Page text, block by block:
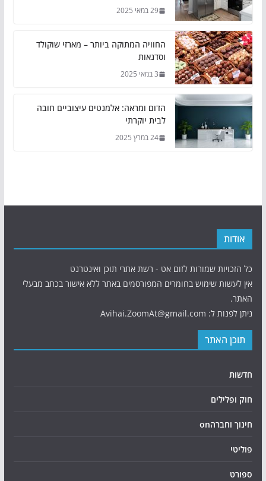
29 במאי 2025
החוויה המתוקה ביותר – מארזי שוקולד
וסדנאות
3 במאי 2025
הדום ומראה: אלמנטים עיצוביים חובה
לבית יוקרתי
24 במרץ 2025
אודות
כל הזכויות שמורות לזום אט - רשת אתרי תוכן ואינטרנט
אין לעשות שימוש בחומרים המפורסמים באתר ללא אישור בכתב מבעלי
האתר.
ניתן לפנות ל: Avihai.ZoomAt@gmail.com
תוכן האתר
חדשות
חוק ופלילים
חינוך וחברהon
פוליטי
ספורט